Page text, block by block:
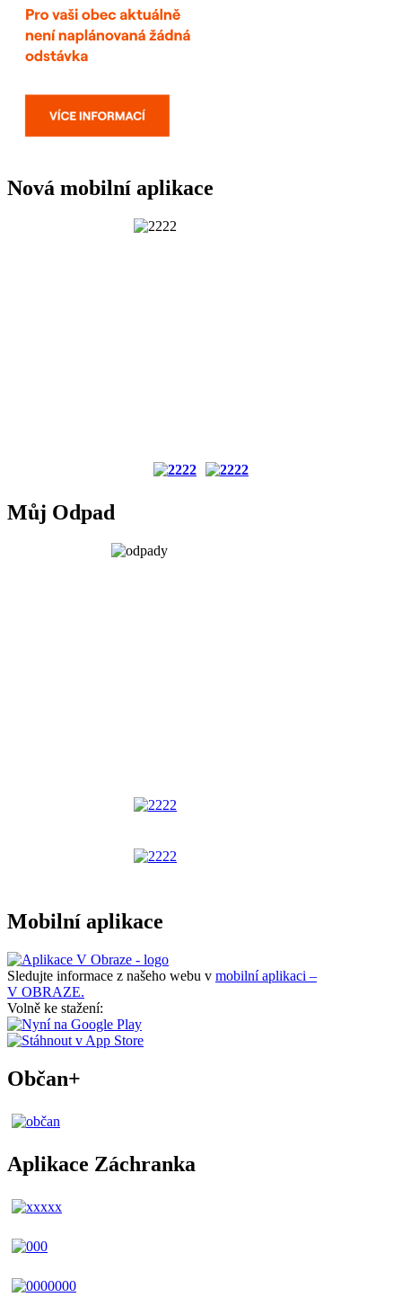
Nová mobilní aplikace
Můj Odpad
Mobilní aplikace
Sledujte informace z našeho webu v mobilní aplikaci –
V OBRAZE.
Volně ke stažení:
Občan+
Aplikace Záchranka